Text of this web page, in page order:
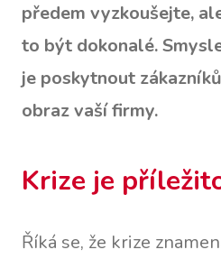
předem vyzkoušejte,
to být dokonalé.
je poskytnout
obraz vaší firmy.
Krize je
Říká se, že krize